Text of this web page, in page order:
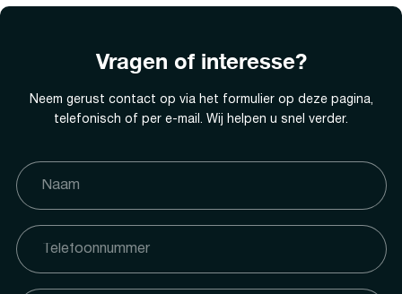
Vragen of interesse?
Neem gerust contact op via het formulier op deze pagina,
telefonisch of per e-mail. Wij helpen u snel verder.